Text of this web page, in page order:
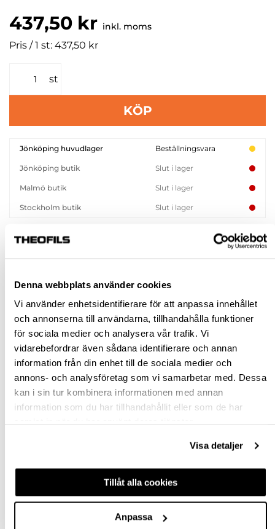
Denna webbplats använder cookies
Vi använder enhetsidentifierare för att anpassa innehållet
och annonserna till användarna, tillhandahålla funktioner
för sociala medier och analysera vår trafik. Vi
vidarebefordrar även sådana identifierare och annan
information från din enhet till de sociala medier och
annons- och analysföretag som vi samarbetar med. Dessa
kan i sin tur kombinera informationen med annan
information som du har tillhandahållit eller som de har
Visa detaljer
Tillåt alla cookies
Anpassa
437,50 kr inkl. moms
Pris / 1 st: 437,50 kr
st
KÖP
Jönköping huvudlager Beställningsvara
Jönköping butik Slut i lager
Malmö butik Slut i lager
Stockholm butik Slut i lager
BESKRIVNING
SPECIFIKATION
RECENSIONER